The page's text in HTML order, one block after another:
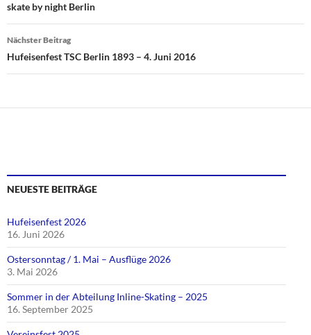
skate by night Berlin
Nächster Beitrag
Hufeisenfest TSC Berlin 1893 – 4. Juni 2016
NEUESTE BEITRÄGE
Hufeisenfest 2026
16. Juni 2026
Ostersonntag / 1. Mai – Ausflüge 2026
3. Mai 2026
Sommer in der Abteilung Inline-Skating – 2025
16. September 2025